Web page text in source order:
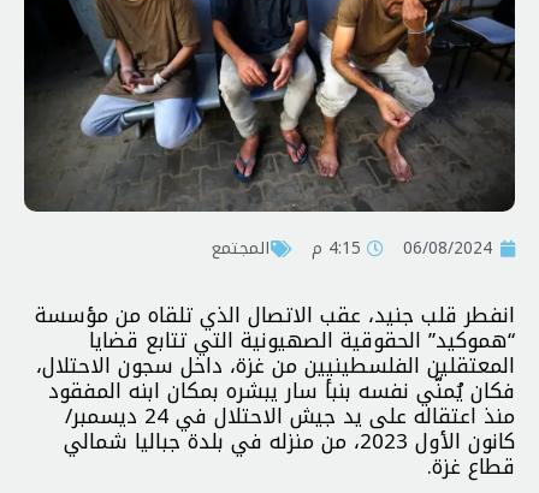
06/08/2024 4:15 م المجتمع
انفطر قلب جنيد، عقب الاتصال الذي تلقاه من مؤسسة
“هموكيد” الحقوقية الصهيونية التي تتابع قضايا
المعتقلين الفلسطينيين من غزة، داخل سجون الاحتلال،
فكان يُمنّي نفسه بنبأ سار يبشره بمكان ابنه المفقود
منذ اعتقاله على يد جيش الاحتلال في 24 ديسمبر/
كانون الأول 2023، من منزله في بلدة جباليا شمالي
قطاع غزة.